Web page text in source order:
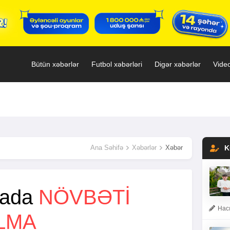
Bütün xəbərlər Futbol xəbərləri Digər xəbərlər
Ana Səhifə Xəbərlər Xəbər
NÖVBƏTI